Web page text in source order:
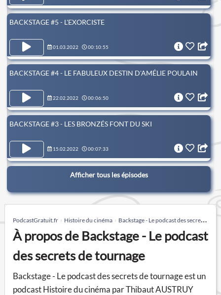
BACKSTAGE #5 - L'EXORCISTE
01.03.2022 00:10:55
BACKSTAGE #4 - LE FABULEUX DESTIN D'AMÉLIE POULAIN
22.02.2022 00:06:50
BACKSTAGE #3 - LES BRONZÉS FONT DU SKI
15.02.2022 00:07:33
Afficher tous les épisodes
PodcastGratuit.fr Histoire du cinéma Backstage - Le podcast des secrets de tournage
À propos de Backstage - Le podcast
des secrets de tournage
Backstage - Le podcast des secrets de tournage est un
podcast Histoire du cinéma par Thibaut AUSTRUY